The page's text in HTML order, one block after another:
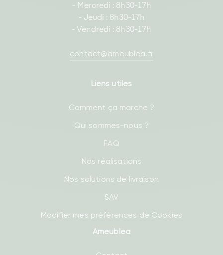
- Mercredi : 8h30-17h
- Jeudi : 8h30-17h
- Vendredi : 8h30-17h
contact@ameublea.fr
Liens utiles
Comment ça marche ?
Qui sommes-nous ?
FAQ
Nos réalisations
Nos solutions de livraison
SAV
Modifier mes préférences de Cookies
Ameublea